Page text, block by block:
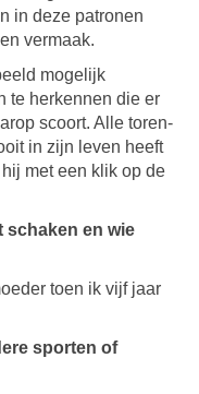
in deze patronen
vermaak.
mogelijk
te herkennen die er
scoort. Alle toren-
in zijn leven heeft
met een klik op de
schaken en wie
toen ik vijf jaar
sporten of